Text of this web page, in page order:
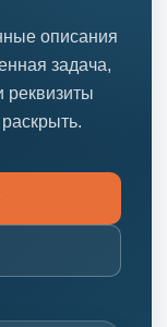
описания
задача,
реквизиты